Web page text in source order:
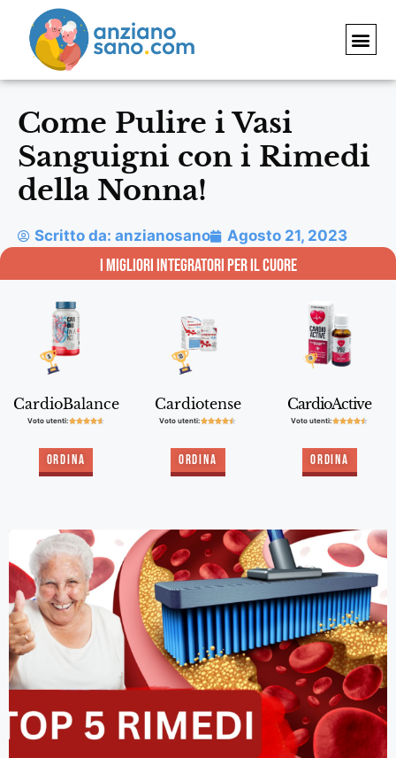
Come Pulire i Vasi
Sanguigni con i Rimedi
della Nonna!
Scritto da: anzianosano Agosto 21, 2023
i migliori integratori per il Cuore
CardioBalance
Voto utenti:
Ordina
Cardiotense
Voto utenti:
Ordina
CardioActive
Voto utenti:
Ordina